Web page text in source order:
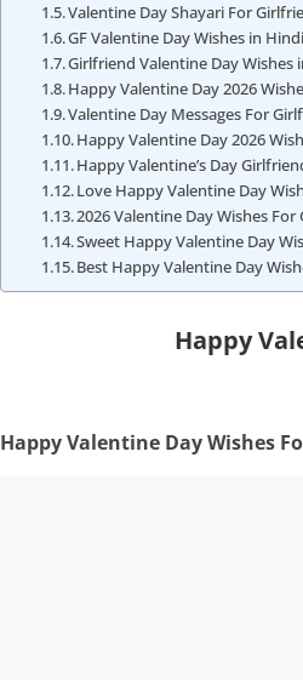
Valentine Day Shayari For
GF Valentine Day Wishes in Hindi
Girlfriend Valentine Day Wishes
Happy Valentine Day 2026
Valentine Day Messages For
Happy Valentine Day 2026
Happy Valentine’s Day
Love Happy Valentine Day
2026 Valentine Day Wishes For
Sweet Happy Valentine Day
Best Happy Valentine Day
Happy
Happy Valentine Day Wishes